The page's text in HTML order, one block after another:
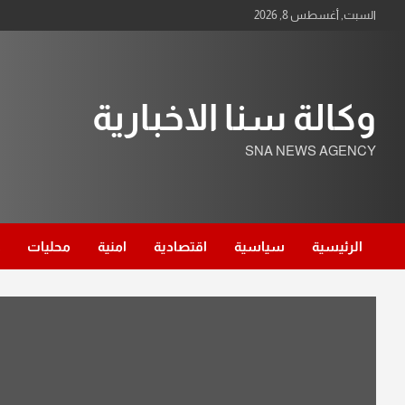
السبت, أغسطس 8, 2026
وكالة سنا الاخبارية
SNA NEWS AGENCY
الرئيسية سياسية اقتصادية امنية محليات